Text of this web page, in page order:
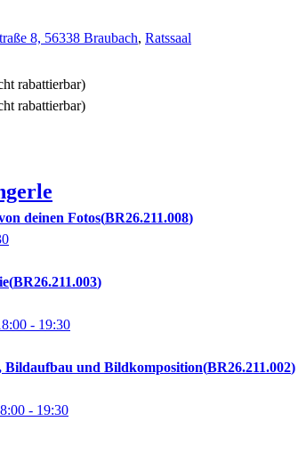
8, 56338 Braubach, Ratssaal
rabattierbar)
rabattierbar)
deinen Fotos BR26.211.008
BR26.211.003
- 19:30
Bildaufbau und Bildkomposition BR26.211.002
- 19:30